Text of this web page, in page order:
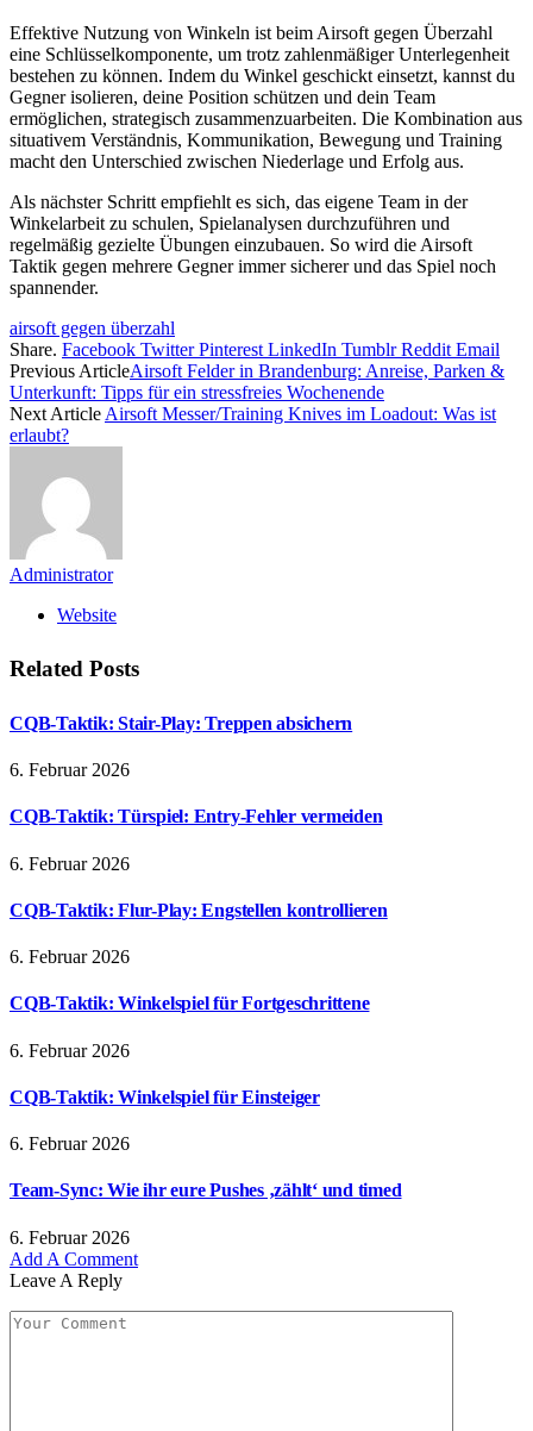
Effektive Nutzung von Winkeln ist beim Airsoft gegen Überzahl
eine Schlüsselkomponente, um trotz zahlenmäßiger Unterlegenheit
bestehen zu können. Indem du Winkel geschickt einsetzt, kannst du
Gegner isolieren, deine Position schützen und dein Team
ermöglichen, strategisch zusammenzuarbeiten. Die Kombination aus
situativem Verständnis, Kommunikation, Bewegung und Training
macht den Unterschied zwischen Niederlage und Erfolg aus.
Als nächster Schritt empfiehlt es sich, das eigene Team in der
Winkelarbeit zu schulen, Spielanalysen durchzuführen und
regelmäßig gezielte Übungen einzubauen. So wird die Airsoft
Taktik gegen mehrere Gegner immer sicherer und das Spiel noch
spannender.
airsoft gegen überzahl
Share. Facebook Twitter Pinterest LinkedIn Tumblr Reddit Email
Previous ArticleAirsoft Felder in Brandenburg: Anreise, Parken &
Unterkunft: Tipps für ein stressfreies Wochenende
Next Article Airsoft Messer/Training Knives im Loadout: Was ist
erlaubt?
Administrator
Website
Related Posts
CQB-Taktik: Stair-Play: Treppen absichern
6. Februar 2026
CQB-Taktik: Türspiel: Entry-Fehler vermeiden
6. Februar 2026
CQB-Taktik: Flur-Play: Engstellen kontrollieren
6. Februar 2026
CQB-Taktik: Winkelspiel für Fortgeschrittene
6. Februar 2026
CQB-Taktik: Winkelspiel für Einsteiger
6. Februar 2026
Team-Sync: Wie ihr eure Pushes ‚zählt‘ und timed
6. Februar 2026
Add A Comment
Leave A Reply